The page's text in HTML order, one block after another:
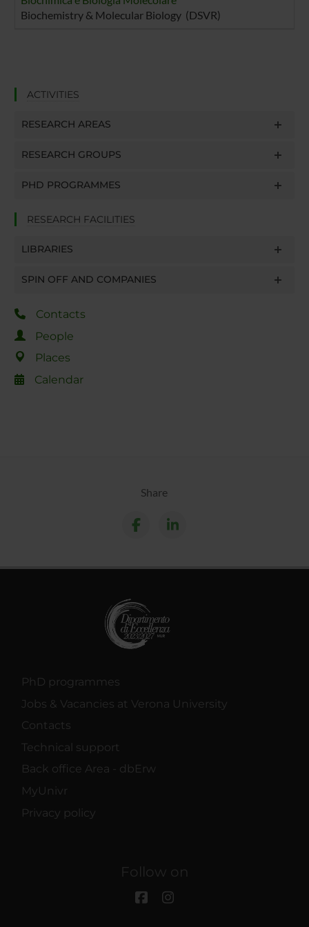
Biochemistry & Molecular Biology (DSVR)
ACTIVITIES
RESEARCH AREAS
RESEARCH GROUPS
PHD PROGRAMMES
RESEARCH FACILITIES
LIBRARIES
SPIN OFF AND COMPANIES
Contacts
People
Places
Calendar
Share
PhD programmes
Jobs & Vacancies at Verona University
Contacts
Technical support
Back office Area - dbErw
MyUnivr
Privacy policy
Follow on